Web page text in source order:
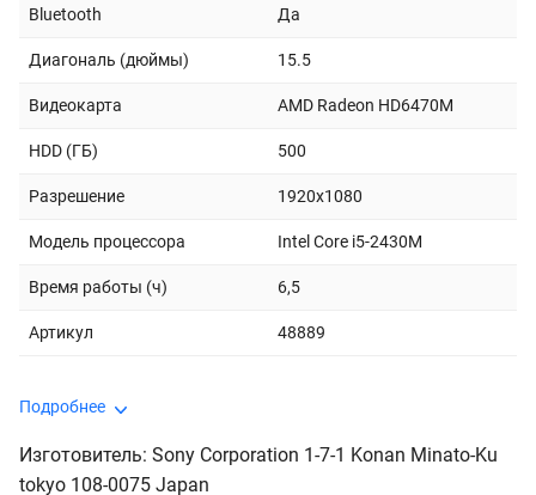
Bluetooth Да
Диагональ (дюймы) 15.5
Видеокарта AMD Radeon HD6470M
HDD (ГБ) 500
Разрешение 1920x1080
Модель процессора Intel Core i5-2430M
Время работы (ч) 6,5
Артикул 48889
Подробнее
Изготовитель: Sony Corporation 1-7-1 Konan Minato-Ku
tokyo 108-0075 Japan